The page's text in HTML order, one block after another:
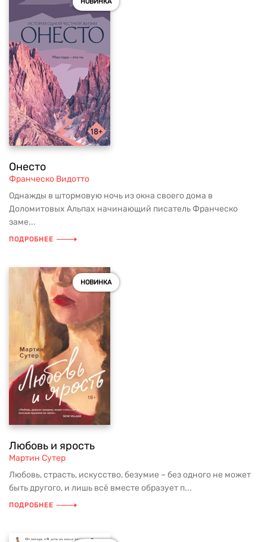
НОВИНКА
Онесто
Франческо Видотто
Однажды в штормовую ночь из окна своего дома в
Доломитовых Альпах начинающий писатель Франческо
заме...
ПОДРОБНЕЕ
НОВИНКА
Любовь и ярость
Мартин Сутер
Любовь, страсть, искусство, безумие – без одного не может
быть другого, и лишь всё вместе образует п...
ПОДРОБНЕЕ